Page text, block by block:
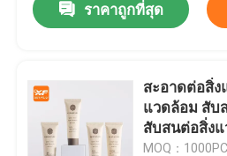
ราคาถูกที่สุด
สะอาดต่อสิ่
แวดล้อม สับ
สับสนต่อสิ่ง
MOQ：